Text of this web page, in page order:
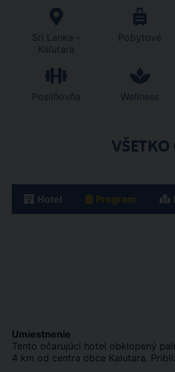
Srí Lanka -
Kalutara
Pobytové
Posilňovňa Wellness
VŠETKO
Hotel Program
Umiestnenie
Tento očarujúci hotel obklopený
4 km od centra obce Kalutara.